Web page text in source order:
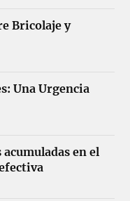
Bricolaje y
Una Urgencia
en el